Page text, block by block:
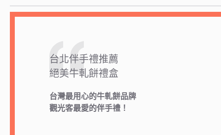
台北伴手禮推薦
絕美牛軋餅禮盒
台灣最用心的牛軋餅品牌
觀光客最愛的伴手禮！